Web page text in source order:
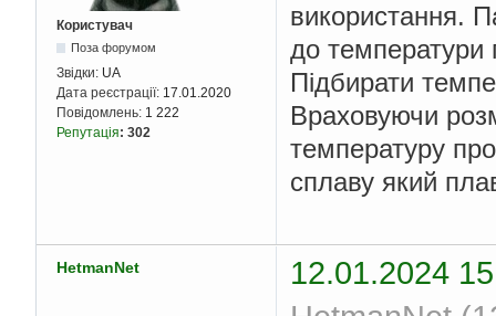
Користувач
Поза форумом
Звідки: UA
Дата реєстрації: 17.01.2020
Повідомлень: 1 222
Репутація: 302
використання.
до температури
Підбирати
Враховуючи
температуру
сплаву який
HetmanNet
12.01.2024